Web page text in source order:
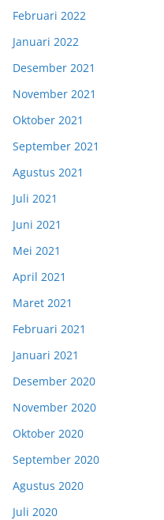
Februari 2022
Januari 2022
Desember 2021
November 2021
Oktober 2021
September 2021
Agustus 2021
Juli 2021
Juni 2021
Mei 2021
April 2021
Maret 2021
Februari 2021
Januari 2021
Desember 2020
November 2020
Oktober 2020
September 2020
Agustus 2020
Juli 2020